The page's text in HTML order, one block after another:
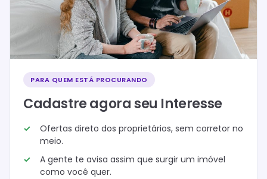
PARA QUEM ESTÁ PROCURANDO
Cadastre agora seu Interesse
Ofertas direto dos proprietários, sem corretor no
meio.
A gente te avisa assim que surgir um imóvel
como você quer.